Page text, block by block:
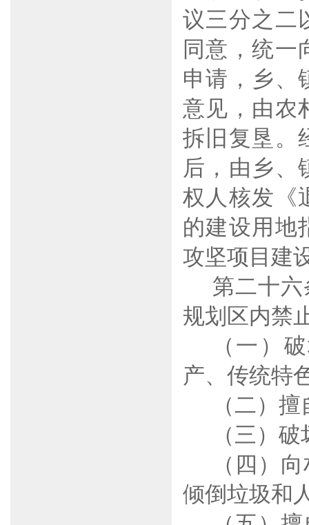
议三分之二
同意，统一
申请，乡、
意见，由农
拆旧复垦。
后，由乡、
权人核发《
的建设用地
攻坚项目建
第二十
规划区内禁
（一）
产、传统特
（二）
（三）
（四）
倾倒垃圾和